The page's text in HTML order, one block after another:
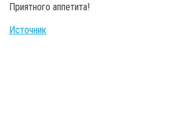
Приятного аппетита!
Источник